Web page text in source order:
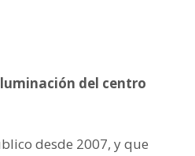
del centro
desde 2007, y que